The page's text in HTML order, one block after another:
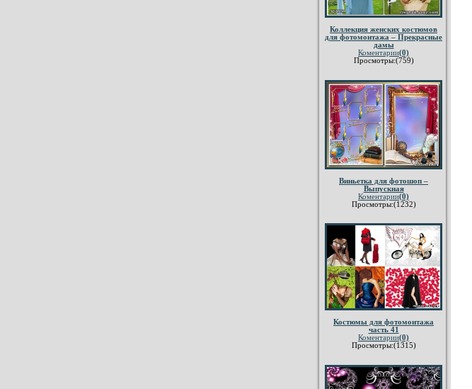
Коллекция женских костюмов
для фотомонтажа – Прекрасные
дамы
Коментарии(0)
Просмотры:(759)
Виньетка для фотошоп –
Выпускная
Коментарии(0)
Просмотры:(1232)
Костюмы для фотомонтажа
часть 41
Коментарии(0)
Просмотры:(1315)